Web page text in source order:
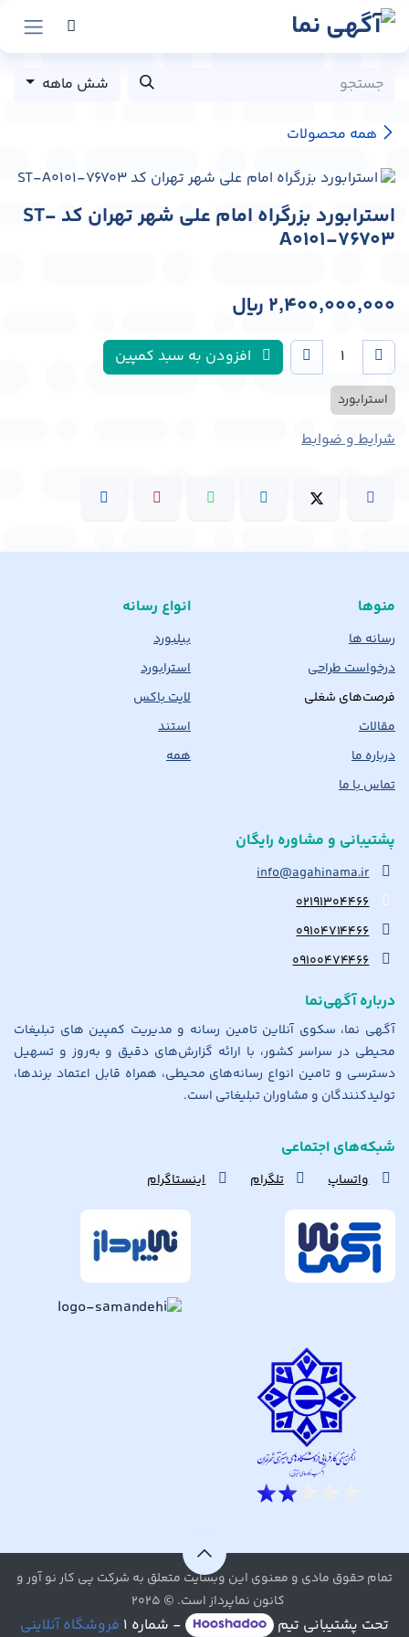
پرش به محتوا
همه محصولات
شش ماهه
استرابورد بزرگراه امام علی شهر تهران کد ST-
A0101-76703
2,400,000,000 ﷼
افزودن به سبد کمپین
استرابورد
شرایط و ضوابط
منوها
رسانه ها
درخواست طراحی
فرصت‌های شغلی
مقالات
درباره ما
تماس با ما
انواع رسانه
بیلبورد
استرابورد
لایت باکس
استند
همه
پشتیبانی و مشاوره رایگان
info@agahinama.ir
۰۲۱۹۱۳۰۴۴۶۶
۰۹۱۰۴۷۱۴۴۶۶
۰۹۱۰۰۴۷۴۴۶۶
درباره آگهی‌نما
آگهی نما، سکوی آنلاین تامین رسانه و مدیریت کمپین های تبلیغات
محیطی در سراسر کشور، با ارائه گزارش‌های دقیق و به‌روز و تسهیل
دسترسی و تامین انواع رسانه‌های محیطی، همراه قابل اعتماد برندها،
تولیدکنندگان و مشاوران تبلیغاتی است.
شبکه‌های اجتماعی
واتساپ تلگرام اینستاگرام
تمام حقوق مادی و معنوی این وبسایت متعلق به شرکت پی کار نو آور و
کانون نماپرداز است. © ۲۰۲۵
تحت پشتیبانی تیم - شماره ۱ فروشگاه آنلاینی